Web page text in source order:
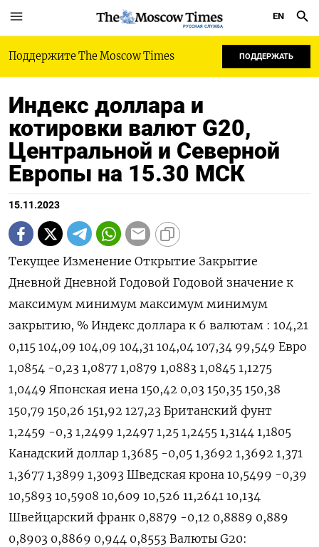
РУССКАЯ СЛУЖБА
EN
Поддержите The Moscow Times ПОДДЕРЖАТЬ
Индекс доллара и
котировки валют G20,
Центральной и Северной
Европы на 15.30 МСК
15.11.2023
Текущее Изменение Открытие Закрытие
Дневной Дневной Годовой Годовой значение к
максимум минимум максимум минимум
закрытию, % Индекс доллара к 6 валютам : 104,21
0,115 104,09 104,09 104,31 104,04 107,34 99,549 Евро
1,0854 -0,23 1,0877 1,0879 1,0883 1,0845 1,1275
1,0449 Японская иена 150,42 0,03 150,35 150,38
150,79 150,26 151,92 127,23 Британский фунт
1,2459 -0,3 1,2499 1,2497 1,25 1,2455 1,3144 1,1805
Канадский доллар 1,3685 -0,05 1,3692 1,3692 1,371
1,3677 1,3899 1,3093 Шведская крона 10,5499 -0,39
10,5893 10,5908 10,609 10,526 11,2641 10,134
Швейцарский франк 0,8879 -0,12 0,8889 0,889
0,8903 0,8869 0,944 0,8553 Валюты G20: